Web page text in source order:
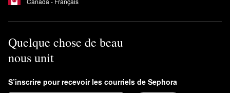
Quelque chose de beau
nous unit
S’inscrire pour recevoir les courriels de Sephora